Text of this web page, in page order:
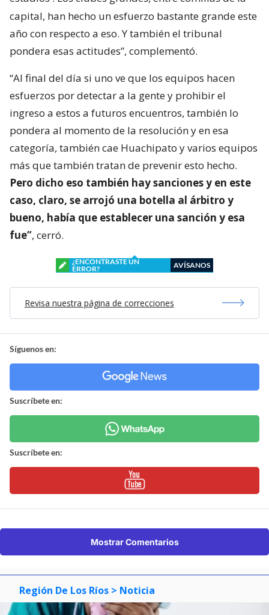
capital, han hecho un esfuerzo bastante grande este
año con respecto a eso. Y también el tribunal
pondera esas actitudes”, complementó.
“Al final del día si uno ve que los equipos hacen
esfuerzos por detectar a la gente y prohibir el
ingreso a estos a futuros encuentros, también lo
pondera al momento de la resolución y en esa
categoría, también cae Huachipato y varios equipos
más que también tratan de prevenir esto hecho.
Pero dicho eso también hay sanciones y en este
caso, claro, se arrojó una botella al árbitro y
bueno, había que establecer una sanción y esa
fue”, cerró.
¿ENCONTRASTE UN
ERROR?
AVÍSANOS
Revisa nuestra página de correcciones
Síguenos en:
Suscríbete en:
Suscríbete en:
Mostrar Comentarios
Región De Los Ríos > Noticia